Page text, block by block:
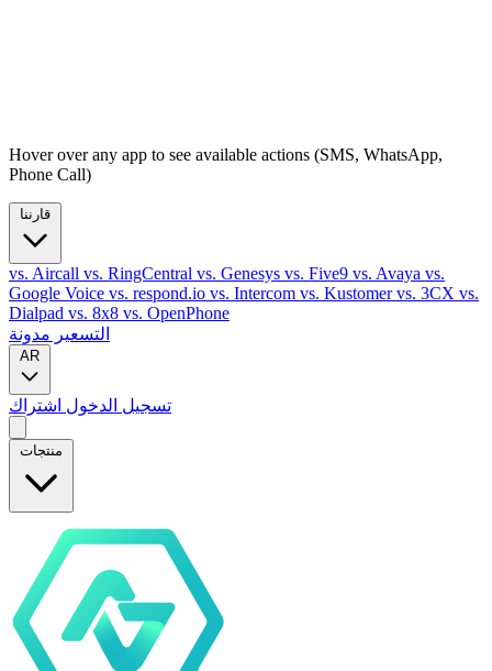
Hover over any app to see available actions (SMS, WhatsApp,
Phone Call)
vs. Aircall vs. RingCentral vs. Genesys vs. Five9 vs. Avaya vs.
Google Voice vs. respond.io vs. Intercom vs. Kustomervs. 3CX vs.
Dialpad vs. 8x8 vs. OpenPhone
التسعير مدونة
AR
تسجيل الدخول اشتراك
منتجات